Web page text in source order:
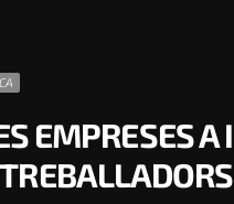
EMPRESES